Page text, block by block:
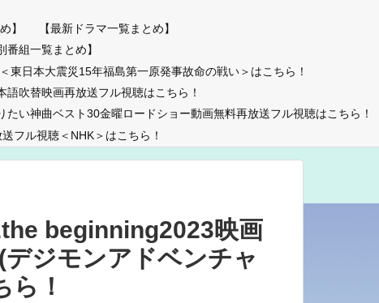
】
【最新ドラマ一覧まとめ】
組一覧まとめ】
東日本大震災15年福島第一原発事故命の戦い＞はこちら！
語吹替映画再放送フル視聴はこちら！
い神曲ベスト30金曜ロードショー動画無料再放送フル視聴はこちら！
フル視聴＜NHK＞はこちら！
beginning2023映画
ジモンアドベンチャ
！